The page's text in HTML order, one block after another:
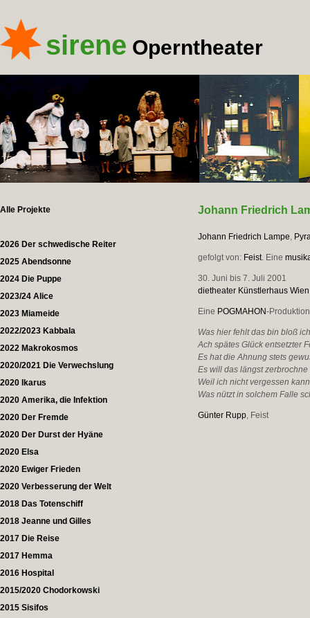
sirene Operntheater
Alle Projekte
2026 Der schwedische Reiter
2025 Abendsonne
2024 Die Puppe
2023/24 Alice
2023 Miameide
2022/2023 Kabbala
2022 Makrokosmos
2020/2021 Die Verwechslung
2020 Ikarus
2020 Amerika, die Infektion
2020 Der Fremde
2020 Der Durst der Hyäne
2020 Elsa
2020 Ewiger Frieden
2020 Verbesserung der Welt
2018 Das Totenschiff
2018 Jeanne und Gilles
2017 Die Reise
2017 Hemma
2016 Hospital
2015/2020 Chodorkowski
2015 Sisifos
Johann Friedrich
Johann Friedrich Lampe,
gefolgt von: Feist. Eine
30. Juni bis 7. Juli 2001
dietheater Künstlerhaus Wien
Eine POGMAHON-
Was hier fehlt das bin bloß
Ach spätes Glück entsetzter
Es hat die Ahnung stets
Es will das längst
Weil ich nicht vergessen
Was nützt in solchem Falle
Günter Rupp, Feist